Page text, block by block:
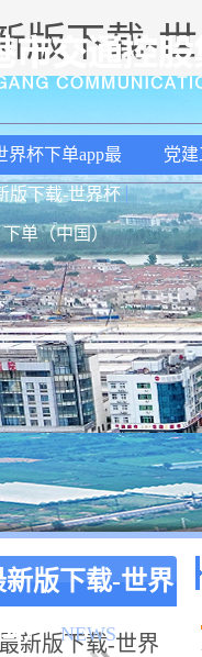
版下载-
界杯下单app最
版下载-世界杯
下单（中国）
党
版下载-世界
） NEWS
新版下载-世界